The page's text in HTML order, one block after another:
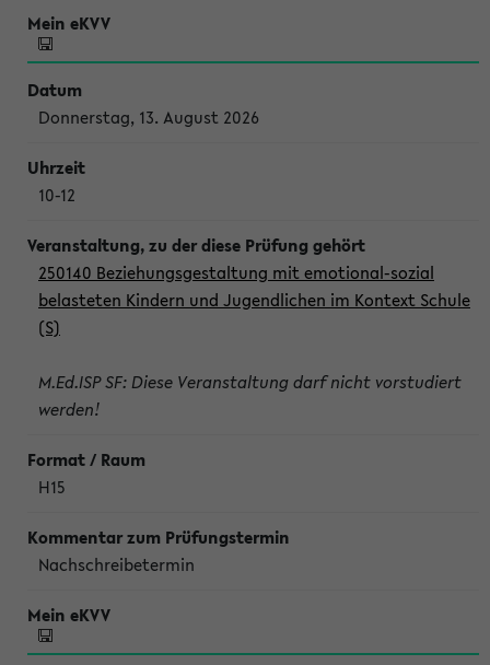
Donnerstag, 13. August 2026
10-12
250140 Beziehungsgestaltung mit emotional-sozial
belasteten Kindern und Jugendlichen im Kontext Schule
(S)
M.Ed.ISP SF: Diese Veranstaltung darf nicht vorstudiert
werden!
H15
Nachschreibetermin